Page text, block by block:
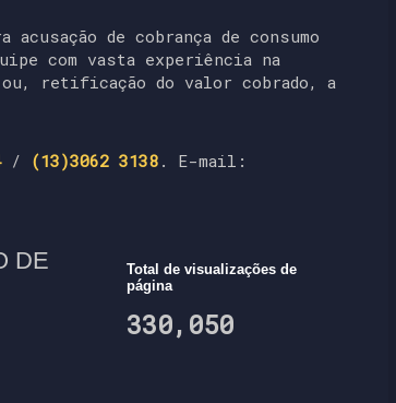
de cobrança de consumo
com vasta experiência na
retificação do valor cobrado, a
/ (13)3062 3138 . E-mail:
DE
Total de visualizações de
página
330,050